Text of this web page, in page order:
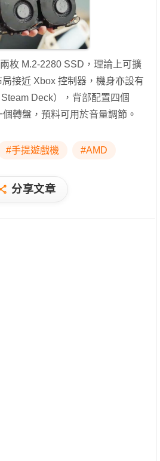
枚 M.2-2280 SSD，理論上可擴
接近 Xbox 控制器，機身亦設有
Deck），背部配置四個
轉盤，預料可用於音量調節。
#手提遊戲機 #AMD
分享文章